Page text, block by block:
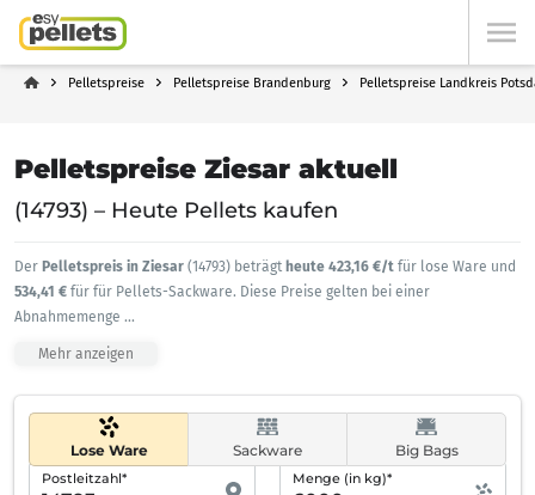
Pelletspreise Pelletspreise Brandenburg Pelletspreise Landkreis
Pelletspreise Ziesar aktuell
(14793) – Heute Pellets kaufen
Der Pelletspreis in Ziesar (14793) beträgt heute 423,16 €/t für lose Ware und
534,41 € für für Pellets-Sackware. Diese Preise gelten bei einer
Abnahmemenge ...
Mehr anzeigen
Lose Ware Sackware Big Bags
Postleitzahl* Menge (in kg)*